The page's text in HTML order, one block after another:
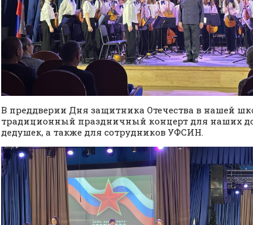
В преддверии Дня защитника Отечества в нашей
традиционный праздничный концерт для наших
дедушек, а также для сотрудников УФСИН.